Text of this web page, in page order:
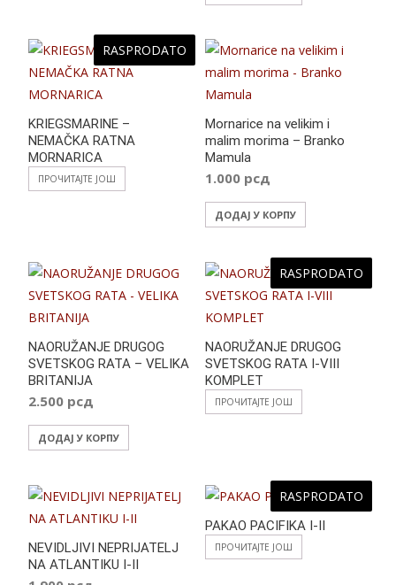
RASPRODATO
KRIEGSMARINE –
NEMAČKA RATNA
MORNARICA
ПРОЧИТАЈТЕ ЈОШ
Mornarice na velikim i
malim morima – Branko
Mamula
1.000 рсд
ДОДАЈ У КОРПУ
NAORUŽANJE DRUGOG
SVETSKOG RATA – VELIKA
BRITANIJA
2.500 рсд
ДОДАЈ У КОРПУ
RASPRODATO
NAORUŽANJE DRUGOG
SVETSKOG RATA I-VIII
KOMPLET
ПРОЧИТАЈТЕ ЈОШ
NEVIDLJIVI NEPRIJATELJ
NA ATLANTIKU I-II
RASPRODATO
PAKAO PACIFIKA I-II
ПРОЧИТАЈТЕ ЈОШ